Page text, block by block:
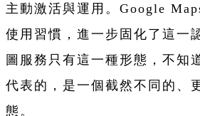
主動激活與運用。Google
使用習慣，進一步固化了這一
圖服務只有這一種形態，不知
代表的，是一個截然不同的、
態。